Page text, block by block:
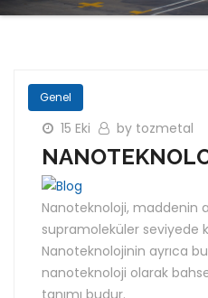
Genel
15 Eki by tozmetal
Nanoteknoloji, maddenin
supramoleküler seviyede
Nanoteknolojinin ayrıca
nanoteknoloji olarak
tanımı budur.